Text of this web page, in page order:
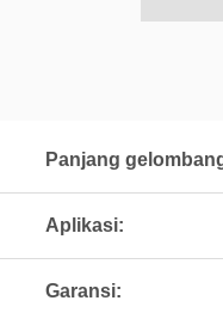
Panjang
Aplikasi:
Garansi: